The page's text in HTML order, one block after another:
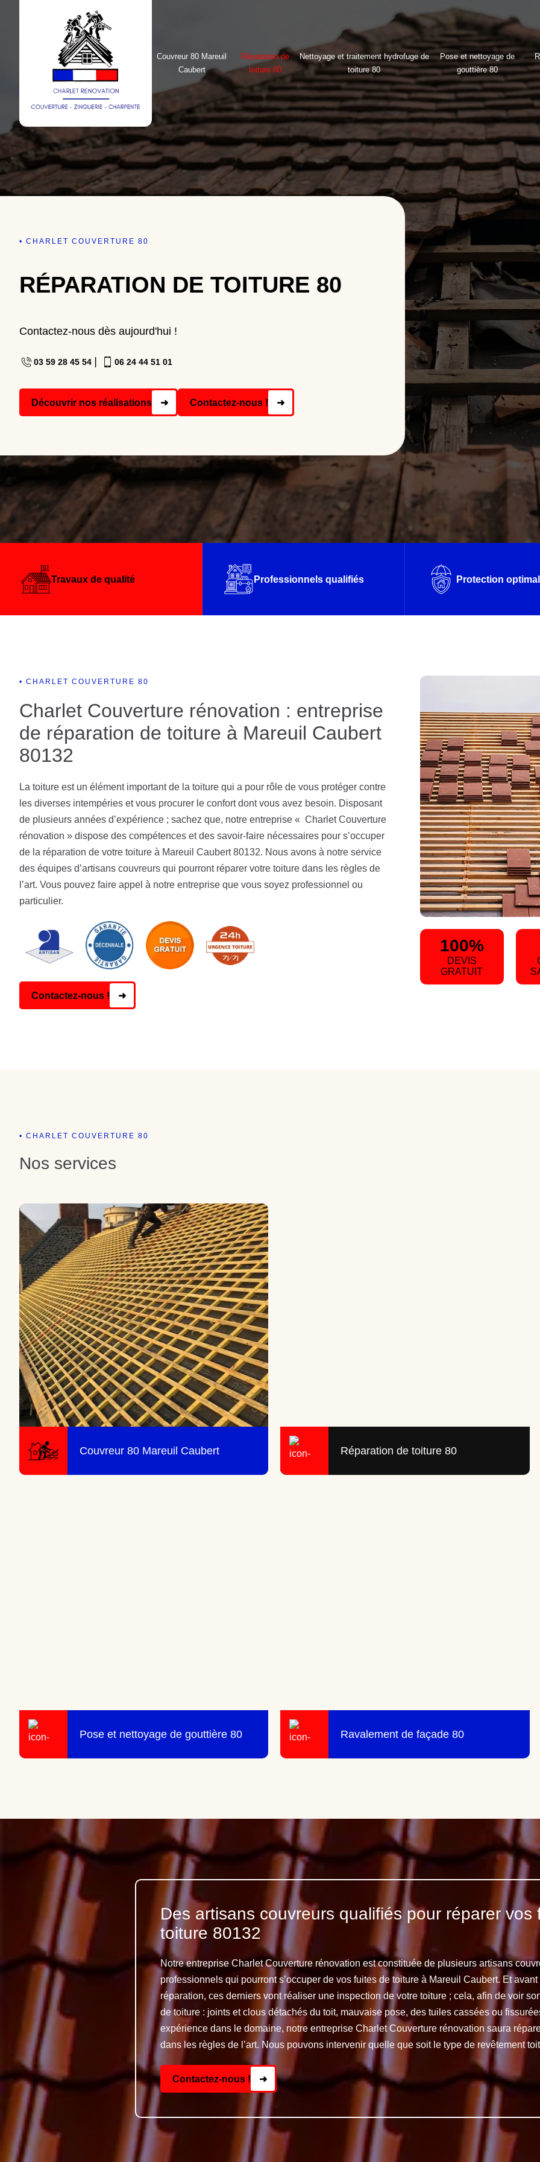
Couvreur 80 Mareuil
Caubert
Réparation de
toiture 80
Nettoyage et traitement hydrofuge de
toiture 80
Pose et nettoyage de
gouttière 80
• CHARLET COUVERTURE 80
RÉPARATION DE TOITURE 80
Contactez-nous dès aujourd'hui !
03 59 28 45 54 06 24 44 51 01
Découvrir nos réalisations ➜ Contactez-nous ! ➜
Travaux de qualité Professionnels qualifiés Protection
• CHARLET COUVERTURE 80
Charlet Couverture rénovation : entreprise
de réparation de toiture à Mareuil Caubert
80132
La toiture est un élément important de la toiture qui a pour rôle de vous protéger contre
les diverses intempéries et vous procurer le confort dont vous avez besoin. Disposant
de plusieurs années d’expérience ; sachez que, notre entreprise « Charlet Couverture
rénovation » dispose des compétences et des savoir-faire nécessaires pour s’occuper
de la réparation de votre toiture à Mareuil Caubert 80132. Nous avons à notre service
des équipes d’artisans couvreurs qui pourront réparer votre toiture dans les règles de
l’art. Vous pouvez faire appel à notre entreprise que vous soyez professionnel ou
particulier.
Contactez-nous ! ➜
100%
DEVIS
GRATUIT
• CHARLET COUVERTURE 80
Nos services
Couvreur 80 Mareuil Caubert Réparation de toiture 80
Pose et nettoyage de gouttière 80 Ravalement de façade 80
Des artisans couvreurs qualifiés pour réparer vos
toiture 80132
Notre entreprise Charlet Couverture rénovation est constituée de plusieurs artisans
professionnels qui pourront s’occuper de vos fuites de toiture à Mareuil Caubert. Et
réparation, ces derniers vont réaliser une inspection de votre toiture ; cela, afin de voir
de toiture : joints et clous détachés du toit, mauvaise pose, des tuiles cassées ou
expérience dans le domaine, notre entreprise Charlet Couverture rénovation saura
dans les règles de l’art. Nous pouvons intervenir quelle que soit le type de revêtement
Contactez-nous ! ➜